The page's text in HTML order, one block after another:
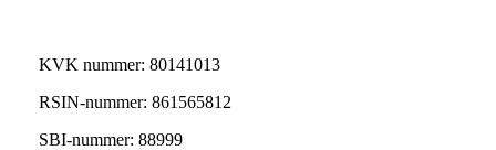
KVK nummer: 80141013
RSIN-nummer: 861565812
SBI-nummer: 88999